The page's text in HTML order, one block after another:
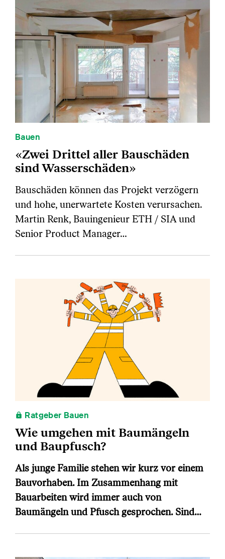
Bauen
«Zwei Drittel aller Bauschäden
sind Wasserschäden»
Bauschäden können das Projekt verzögern
und hohe, unerwartete Kosten verursachen.
Martin Renk, Bauingenieur ETH / SIA und
Senior Product Manager…
Ratgeber Bauen
Wie umgehen mit Baumängeln
und Baupfusch?
Als junge Familie stehen wir kurz vor einem
Bauvorhaben. Im Zusammenhang mit
Bauarbeiten wird immer auch von
Baumängeln und Pfusch gesprochen. Sind…